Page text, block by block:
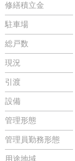
修繕積立金
駐車場
総戸数
現況
引渡
設備
管理形態
管理員勤務形態
用途地域